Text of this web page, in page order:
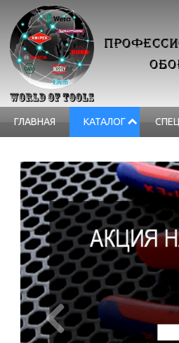
ГЛАВНАЯ КАТАЛОГ
